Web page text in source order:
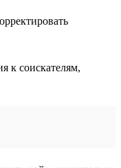
к соискателям,